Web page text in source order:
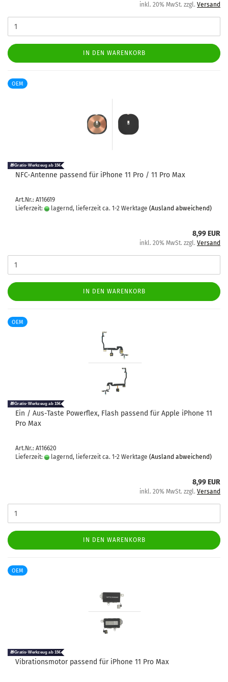
inkl. 20% MwSt. zzgl. Versand
IN DEN WARENKORB
OEM
NFC-​An­ten­ne pas­send für iPho­ne 11 Pro / 11 Pro Max
Art.Nr.: A116619
Lieferzeit:
lagernd, lieferzeit ca. 1-2 Werktage (Ausland abweichend)
8,99 EUR
inkl. 20% MwSt. zzgl. Versand
IN DEN WARENKORB
OEM
Ein / Aus-​Taste Powerflex, Flash pas­send für Apple iPho­ne 11
Pro Max
Art.Nr.: A116620
Lieferzeit:
lagernd, lieferzeit ca. 1-2 Werktage (Ausland abweichend)
8,99 EUR
inkl. 20% MwSt. zzgl. Versand
IN DEN WARENKORB
OEM
Vi­bra­ti­ons­mo­tor pas­send für iPho­ne 11 Pro Max